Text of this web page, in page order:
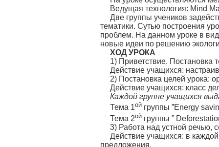
Ведущая технология: Mind
Две группы учеников
тематики. Сутью построения
проблем. На данном уроке в
новые идеи по решению
ХОД УРОКА
1) Приветствие. Постановка
Действие учащихся:
2) Постановка целей урока:
Действие учащихся: класс
Каждой группе учащихся
Тема 1ой группы ”Energy
Тема 2ой группы ”
3) Работа над устной речью,
Действие учащихся: в
предложения.